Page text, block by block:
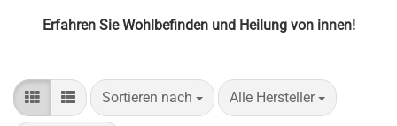
Erfahren Sie Wohlbefinden und Heilung von innen!
Sortieren nach
Sortieren nach Alle Hersteller
pro Seite